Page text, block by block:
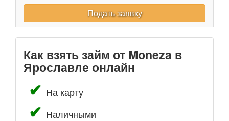
Подать заявку
Как взять займ от Moneza в
Ярославле онлайн
На карту
Наличными